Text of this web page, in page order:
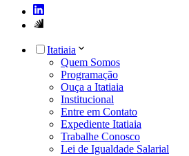
Itatiaia
Quem Somos
Programação
Ouça a Itatiaia
Institucional
Entre em Contato
Expediente Itatiaia
Trabalhe Conosco
Lei de Igualdade Salarial